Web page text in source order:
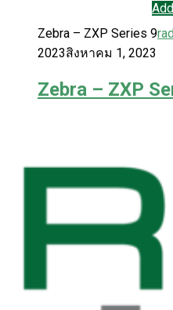
Zebra – ZXP Series 9
2023สิงหาคม 1, 2023
Zebra – ZXP